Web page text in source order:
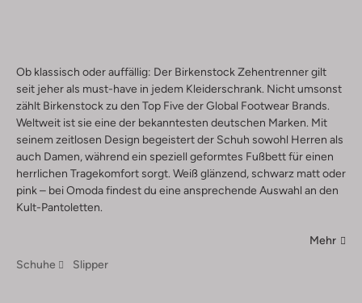
Ob klassisch oder auffällig: Der Birkenstock Zehentrenner gilt
seit jeher als must-have in jedem Kleiderschrank. Nicht umsonst
zählt Birkenstock zu den Top Five der Global Footwear Brands.
Weltweit ist sie eine der bekanntesten deutschen Marken. Mit
seinem zeitlosen Design begeistert der Schuh sowohl Herren als
auch Damen, während ein speziell geformtes Fußbett für einen
herrlichen Tragekomfort sorgt. Weiß glänzend, schwarz matt oder
pink – bei Omoda findest du eine ansprechende Auswahl an den
Kult-Pantoletten.
Mehr
Schuhe
Slipper